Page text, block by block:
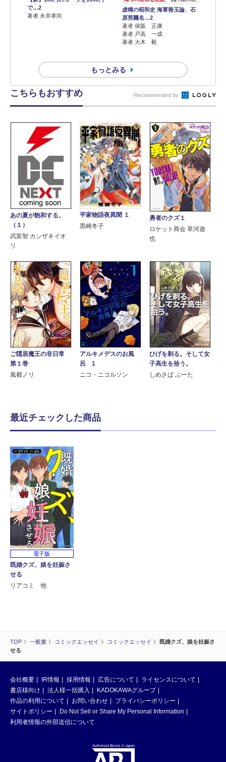
TOP 一般書 コミックエッセイ コミックエッセイ
既婚クズ、娘を妊娠さ
せる
で…2
著者 永井孝尚
虚構の昭和史 海軍善玉論、石
原莞爾名…2
著者 保阪 正康
著者 戸高 一成
著者 大木 毅
もっとみる
こちらもおすすめ Recommended by
あの夏が飽和する。
（１）
武富智 カンザキイオ
リ
平家物語夜異聞 １
黒崎冬子
勇者のクズ１
ロケット商会 草河遊
也
ご隠居魔王の非日常
第１巻
風都ノリ
アルキメデスのお風
呂 1
ニコ・ニコルソン
ひげを剃る。そして女
子高生を拾う。
しめさば ぶーた
最近チェックした商品
電子版
既婚クズ、娘を妊娠さ
せる
リアコミ 他
会社概要 IR情報 採用情報 広告について
ライセンスについて
書店様向け
法人様一括購入
KADOKAWAグループ
作品の利用について
お問い合わせ
プライバシーポリシー
サイトポリシー
Do Not Sell or Share My Personal Information
利用者情報の外部送信について